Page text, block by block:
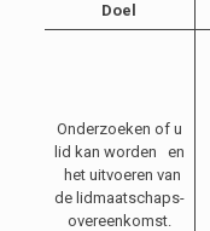
Doel
Onderzoeken of u
lid kan worden en
het uitvoeren van
de lidmaatschaps-
overeenkomst.